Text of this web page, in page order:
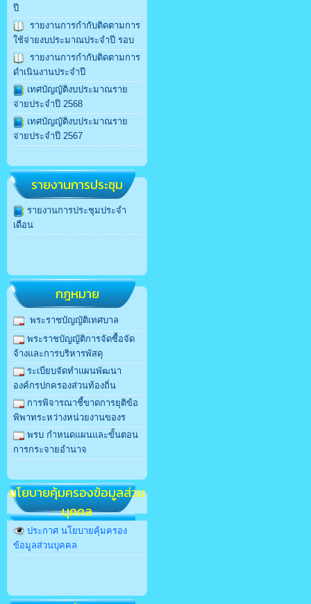
ปี
รายงานการกำกับติดตามการ
ใช้จ่ายงบประมาณประจำปี รอบ
รายงานการกำกับติดตามการ
ดำเนินงานประจำปี
เทศบัญญัติงบประมาณราย
จ่ายประจำปี 2568
เทศบัญญัติงบประมาณราย
จ่ายประจำปี 2567
รายงานการประชุม
รายงานการประชุมประจำ
เดือน
กฎหมาย
พระราชบัญญัติเทศบาล
พระราชบัญญัติการจัดซื้อจัด
จ้างและการบริหารพัสดุ
ระเบียบจัดทำแผนพัฒนา
องค์กรปกครองส่วนท้องถิ่น
การพิจารณาชี้ขาดการยุติข้อ
พิพาทระหว่างหน่วยงานของร
พรบ กําหนดแผนและขั้นตอน
การกระจายอํานาจ
นโยบายคุ้มครองข้อมูลส่วน
บุคคล
ประกาศ นโยบายคุ้มครอง
ข้อมูลส่วนบุคคล